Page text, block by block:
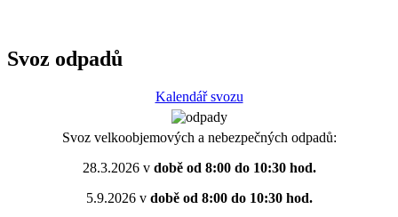
Svoz odpadů
Kalendář svozu
Svoz velkoobjemových a nebezpečných odpadů:
28.3.2026 vdobě od 8:00 do 10:30 hod.
5.9.2026 vdobě od 8:00 do 10:30 hod.